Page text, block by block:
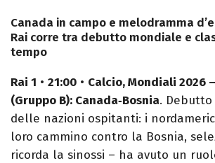
Canada in campo e melodramma
Rai corre tra debutto mondiale e
tempo
Rai 1 • 21:00 • Calcio, Mondiali 2026
(Gruppo B): Canada‑Bosnia.
delle nazioni ospitanti: i
loro cammino contro la Bosnia,
ricorda la sinossi – ha avuto un